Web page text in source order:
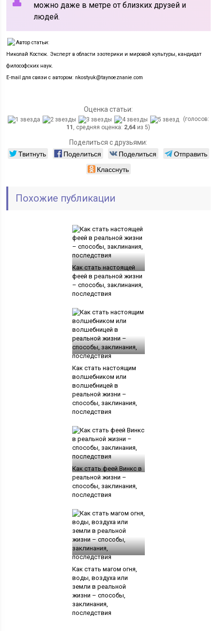
можно даже в метре от близких друзей и
людей.
Автор статьи:
Николай Костюк. Эксперт в области эзотерики и мировой культуры, кандидат
философских наук.
E-mail для связи с автором: nkostyuk@taynoeznanie.com
Оценка статьи:
(голосов:
11 , средняя оценка: 2,64 из 5)
Поделиться с друзьями:
Твитнуть Поделиться Поделиться
Отправить
Класснуть
Похожие публикации
Как стать настоящей
феей в реальной жизни
– способы, заклинания,
последствия
Как стать настоящим
волшебником или
волшебницей в
реальной жизни –
способы, заклинания,
последствия
Как стать феей Винкс в
реальной жизни –
способы, заклинания,
последствия
Как стать магом огня,
воды, воздуха или
земли в реальной
жизни – способы,
заклинания,
последствия